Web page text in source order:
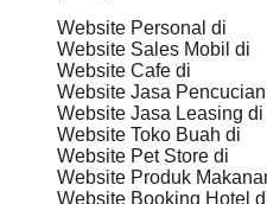
Website Personal di
Website Sales Mobil di
Website Cafe di
Website Jasa
Website Jasa Leasing di
Website Toko Buah di
Website Pet Store di
Website Produk
Website Booking Hotel